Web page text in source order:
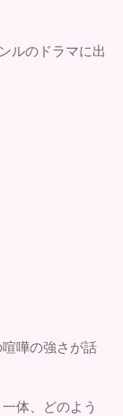
ルのドラマに出
嘩の強さが話
体、どのよう